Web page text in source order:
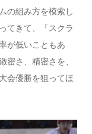
の組み方を模索し
てきて、「スクラ
が低いこともあ
密さ、精密さを、
会優勝を狙ってほ